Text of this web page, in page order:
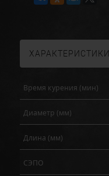
ХАРАКТЕРИСТИКИ
Время курения (мин)
Диаметр (мм)
Длина (мм)
СЭПО